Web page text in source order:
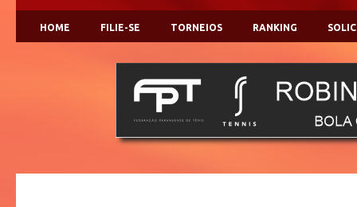
HOME FILIE-SE TORNEIOS RANKING